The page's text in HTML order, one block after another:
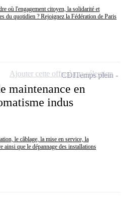
où l'engagement citoyen, la solidarité et
du quotidien ? Rejoignez la Fédération de Paris
maintenance en
indus
le câblage, la mise en service, la
ainsi que le dépannage des installations
CDITemps plein
Ajouter cette offre à ma sélection